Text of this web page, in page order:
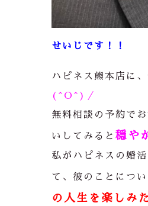
せいじです！！
ハピネス熊本店に
(^O^)／
無料相談の予約で
いしてみると 穏や
私がハピネスの婚
て、彼のことにつ
の人生を楽しみ